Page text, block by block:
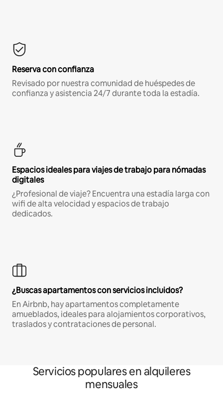
Reserva con confianza
Revisado por nuestra comunidad de huéspedes de
confianza y asistencia 24/7 durante toda la estadía.
Espacios ideales para viajes de trabajo para nómadas
digitales
¿Profesional de viaje? Encuentra una estadía larga con
wifi de alta velocidad y espacios de trabajo
dedicados.
¿Buscas apartamentos con servicios incluidos?
En Airbnb, hay apartamentos completamente
amueblados, ideales para alojamientos corporativos,
traslados y contrataciones de personal.
Servicios populares en alquileres
mensuales